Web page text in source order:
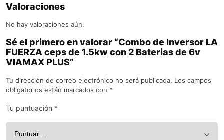
Valoraciones
No hay valoraciones aún.
Sé el primero en valorar “Combo de Inversor LA
FUERZA ceps de 1.5kw con 2 Baterias de 6v
VIAMAX PLUS”
Tu dirección de correo electrónico no será publicada. Los campos
obligatorios están marcados con *
Tu puntuación *